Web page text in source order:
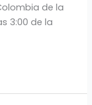
de la
3:00 de la